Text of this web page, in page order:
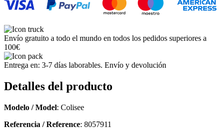
Envío gratuito a todo el mundo en todos los pedidos superiores a
100€
Entrega en: 3-7 días laborables. Envío y devolución
Detalles del producto
Modelo / Model: Colisee
Referencia / Reference: 8057911